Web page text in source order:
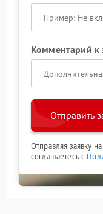
Комментарий к
Отправить
Отправляя заявку
соглашаетесь с